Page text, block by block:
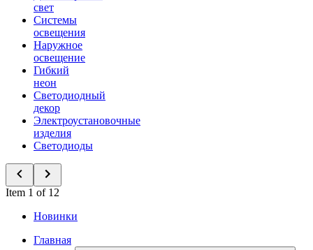
свет
Системы
освещения
Наружное
освещение
Гибкий
неон
Светодиодный
декор
Электроустановочные
изделия
Светодиоды
Item 1 of 12
Новинки
Главная